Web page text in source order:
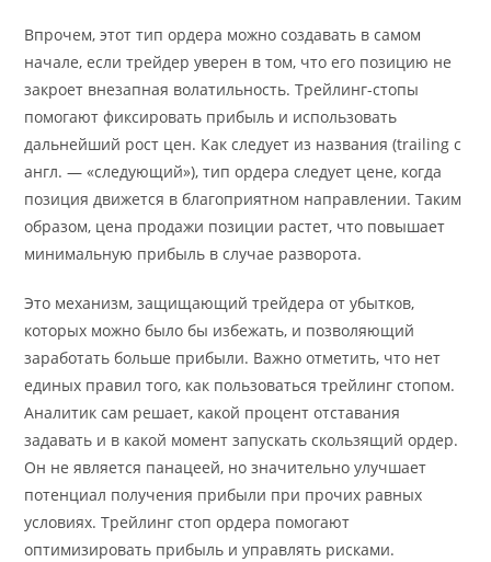
Впрочем, этот тип ордера можно создавать в самом
начале, если трейдер уверен в том, что его позицию не
закроет внезапная волатильность. Трейлинг-стопы
помогают фиксировать прибыль и использовать
дальнейший рост цен. Как следует из названия (trailing с
англ. — «следующий»), тип ордера следует цене, когда
позиция движется в благоприятном направлении. Таким
образом, цена продажи позиции растет, что повышает
минимальную прибыль в случае разворота.
Это механизм, защищающий трейдера от убытков,
которых можно было бы избежать, и позволяющий
заработать больше прибыли. Важно отметить, что нет
единых правил того, как пользоваться трейлинг стопом.
Аналитик сам решает, какой процент отставания
задавать и в какой момент запускать скользящий ордер.
Он не является панацеей, но значительно улучшает
потенциал получения прибыли при прочих равных
условиях. Трейлинг стоп ордера помогают
оптимизировать прибыль и управлять рисками.